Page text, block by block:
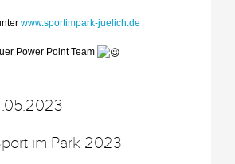
www.sportimpark-juelich.de
Power Point Team
im Park 2023